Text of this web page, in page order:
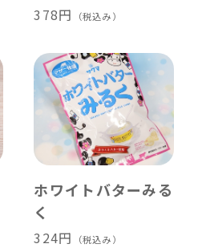
378円 （税込み）
ホワイトバターみる
く
324円 （税込み）